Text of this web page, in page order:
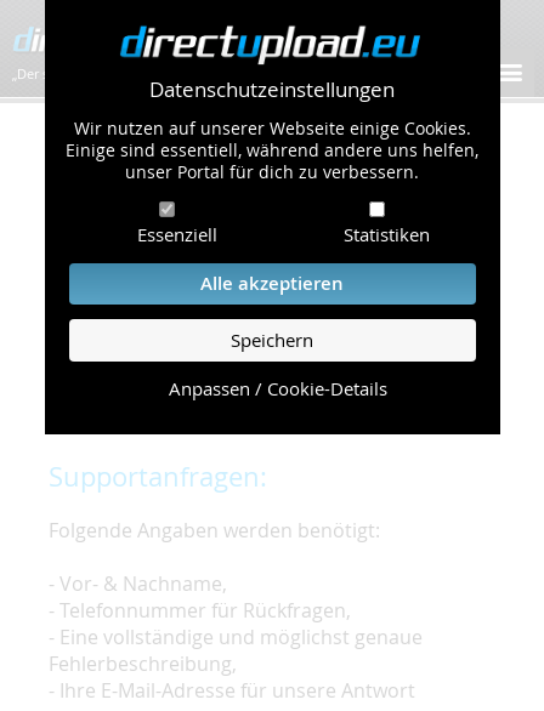
Datenschutzeinstellungen
Wir nutzen auf unserer Webseite einige Cookies.
Einige sind essentiell, während andere uns helfen,
unser Portal für dich zu verbessern.
Essenziell Statistiken
Alle akzeptieren
Speichern
Anpassen / Cookie-Details
„Der schnellste Bilder-Hoster im Web!”
Kontakt & Support
Um eine schnelle und unkomplizierte
Bearbeitung Ihres Problems zu gewährleisten,
bitten wir Sie,
folgende Punkte zu beachten und einzuhalten.
Die schnellste Hilfe finden Sie auf unserer
Seite, die die häufig gestellten Fragen
Supportanfragen:
Folgende Angaben werden benötigt:
- Vor- & Nachname,
- Telefonnummer für Rückfragen,
- Eine vollständige und möglichst genaue
Fehlerbeschreibung,
- Ihre E-Mail-Adresse für unsere Antwort